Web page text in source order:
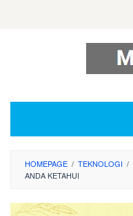
HOMEPAGE / TEKNOLOGI /
ANDA KETAHUI